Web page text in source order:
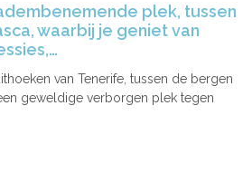
plek, tussen
waarbij je geniet van
van Tenerife, tussen de bergen
geweldige verborgen plek tegen